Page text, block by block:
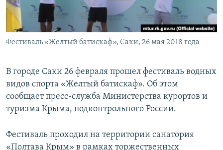
ПОБЕДИТЕЛЕЙ НЕ СУДЯТ?
КРЫМ.НЕПОКОРЕННЫЙ
ELIFBE
ПРИСОЕДИНЯЙТЕСЬ!
Все сайты RFE/RL
Фестиваль «Желтый батискаф», Саки, 26 мая 2018 года
В городе Саки 26 февраля прошел фестиваль водных
видов спорта «Желтый батискаф». Об этом
сообщает пресс-служба Министерства курортов и
туризма Крыма, подконтрольного России.
Фестиваль проходил на территории санатория
«Полтава Крым» в рамках торжественных